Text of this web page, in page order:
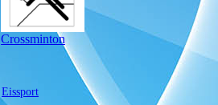
Crossminton
Eissport